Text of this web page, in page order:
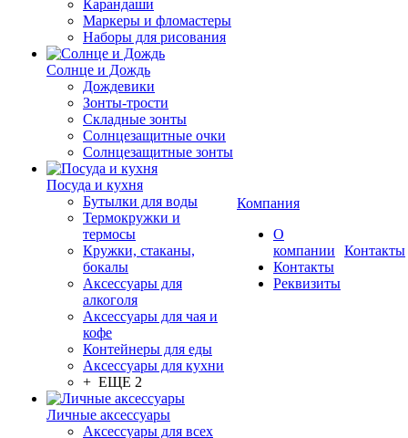
Карандаши
Маркеры и фломастеры
Наборы для рисования
Солнце и Дождь
Дождевики
Зонты-трости
Складные зонты
Солнцезащитные очки
Солнцезащитные зонты
Посуда и кухня
Бутылки для воды
Термокружки и
термосы
Кружки, стаканы,
бокалы
Аксессуары для
алкоголя
Аксессуары для чая и
кофе
Контейнеры для еды
Аксессуары для кухни
+ ЕЩЕ 2
Личные аксессуары
Аксессуары для всех
Компания
О
компании
Контакты
Реквизиты
Контакты